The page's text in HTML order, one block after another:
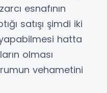
esnafının
satışı şimdi iki
hatta
olması
vehametini